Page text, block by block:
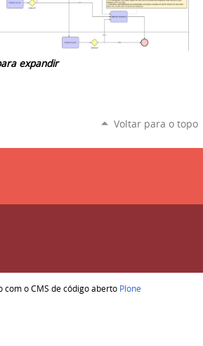
expandir
Voltar para o topo
com o CMS de código aberto Plone